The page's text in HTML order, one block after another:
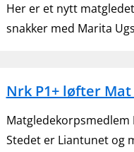
Her er et nytt
snakker med Marita
Nrk P1+ løfter
Matgledekorpsmedlem
Stedet er Liantunet og